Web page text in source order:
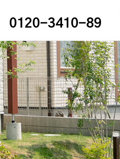
0120-3410-89